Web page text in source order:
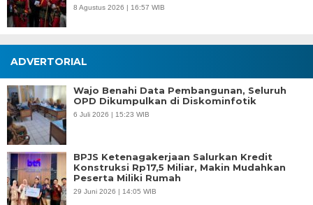
8 Agustus 2026 | 16:57 WIB
ADVERTORIAL
Wajo Benahi Data Pembangunan, Seluruh
OPD Dikumpulkan di Diskominfotik
6 Juli 2026 | 15:23 WIB
BPJS Ketenagakerjaan Salurkan Kredit
Konstruksi Rp17,5 Miliar, Makin Mudahkan
Peserta Miliki Rumah
29 Juni 2026 | 14:05 WIB